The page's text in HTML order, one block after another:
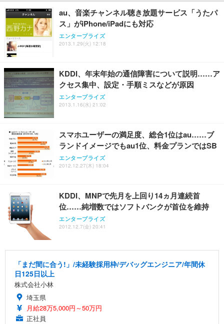
au、音楽チャンネル聴き放題サービス「うたパ
ス」がiPhone/iPadにも対応
エンタープライズ
2013.1.29(火) 12:18
KDDI、年末年始の通信障害について説明……ア
クセス集中、設定・手順ミスなどが原因
エンタープライズ
2013.1.16(水) 21:02
スマホユーザーの満足度、総合1位はau……ブ
ランドイメージでもau1位、料金プランではSB
エンタープライズ
2012.12.27(木) 18:04
KDDI、MNPで先月を上回り14ヵ月連続首
位……純増数ではソフトバンクが首位を維持
エンタープライズ
2012.12.7(金) 20:41
「まだ間に合う!」/未経験採用枠/デバッグエンジニア/年間休
日125日以上
株式会社小林
埼玉県
月給28万5,000円～50万円
正社員